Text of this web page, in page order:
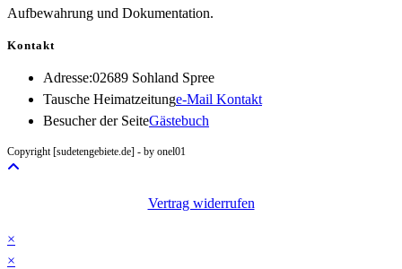
Aufbewahrung und Dokumentation.
Kontakt
Adresse:02689 Sohland Spree
Tausche Heimatzeitunge-Mail KontaktOpens
Besucher der SeiteGästebuch
Copyright [sudetengebiete.de] - by onel01
Vertrag widerrufen
×
×